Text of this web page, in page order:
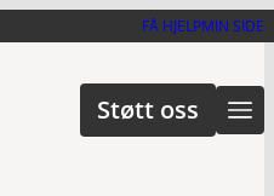
FÅ HJELPMIN SIDE
Støtt oss